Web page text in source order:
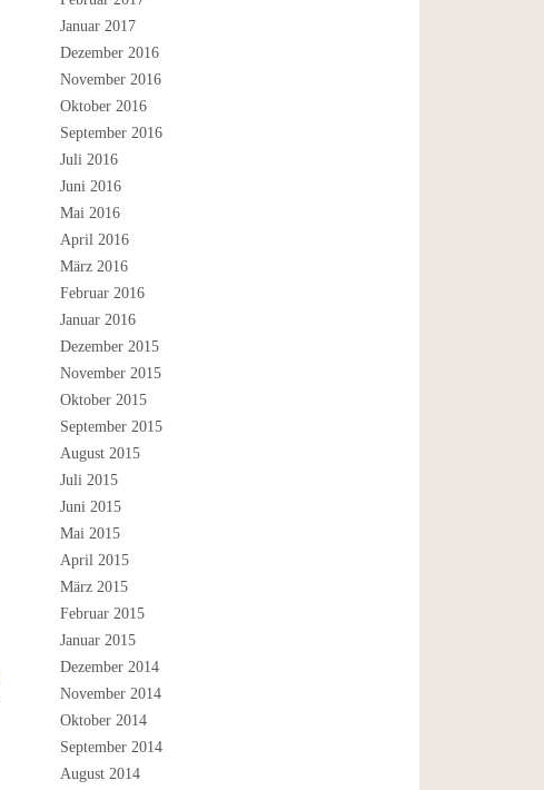
Januar 2017
Dezember 2016
November 2016
Oktober 2016
September 2016
Juli 2016
Juni 2016
Mai 2016
April 2016
März 2016
Februar 2016
Januar 2016
Dezember 2015
November 2015
Oktober 2015
September 2015
August 2015
Juli 2015
Juni 2015
Mai 2015
April 2015
März 2015
Februar 2015
Januar 2015
Dezember 2014
November 2014
Oktober 2014
September 2014
August 2014